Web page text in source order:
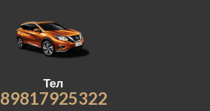
Тел
89817925322